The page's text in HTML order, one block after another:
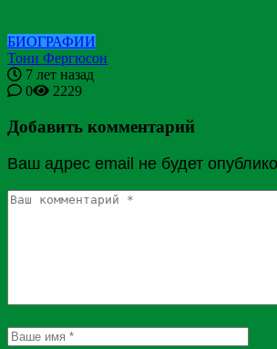
БИОГРАФИИ
Тони Фергюсон
7 лет назад
0
2229
Добавить комментарий
Ваш адрес email не будет